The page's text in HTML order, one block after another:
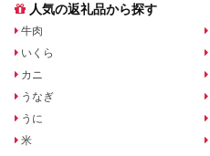
人気の返礼品から探す
牛肉
いくら
カニ
うなぎ
うに
米